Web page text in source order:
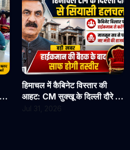
हिमाचल में कैबिनेट विस्तार की
आहट: CM सुक्खू के दिल्ली दौरे से